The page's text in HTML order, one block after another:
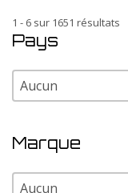
1 - 6 sur 1651 résultats
Pays
Pays
Pays
Marque
Marque
Marque